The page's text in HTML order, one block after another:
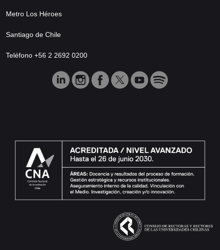
Metro Los Héroes
Santiago de Chile
Teléfono +56 2 2692 0200